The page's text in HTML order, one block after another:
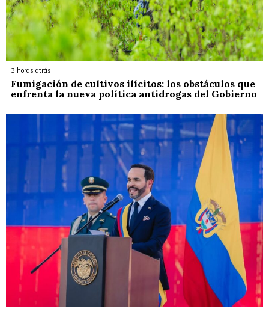
3 horas atrás
Fumigación de cultivos ilícitos: los obstáculos que
enfrenta la nueva política antidrogas del Gobierno